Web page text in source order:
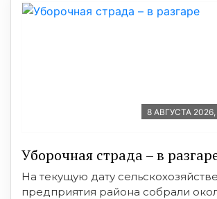
8 АВГУСТА 2026,
Уборочная страда – в
На текущую дату
предприятия района собрали